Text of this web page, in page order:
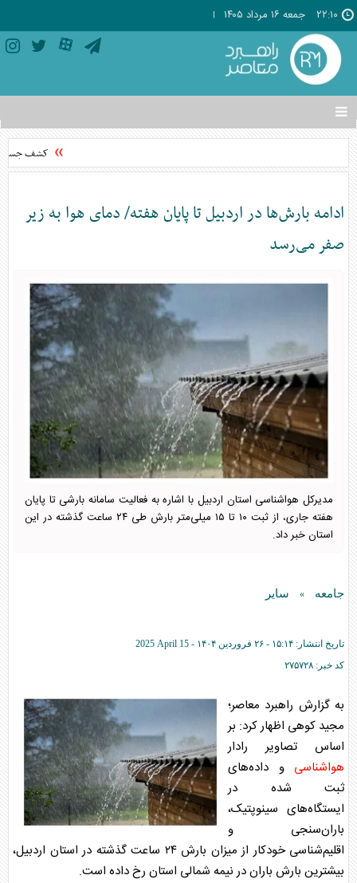
۲۲:۱۰ جمعه ۱۶ مرداد ۱۴۰۵
تغییر
وضعیت
منوی
ها
کشف جسد
ادامه بارش‌ها در اردبیل تا پایان هفته/ دمای هوا به زیر
صفر می‌رسد
مدیرکل هواشناسی استان اردبیل با اشاره به فعالیت سامانه بارشی تا پایان
هفته جاری، از ثبت ۱۰ تا ۱۵ میلی‌متر بارش طی ۲۴ ساعت گذشته در این
استان خبر داد.
جامعه » سایر
تاریخ انتشار: ۱۵:۱۴ - ۲۶ فروردين ۱۴۰۴ -
2025 April 15
کد خبر: ۲۷۵۷۲۸
به گزارش راهبرد معاصر؛
مجید کوهی اظهار کرد: بر
اساس تصاویر رادار
هواشناسی و داده‌های
ثبت شده در
ایستگاه‌های سینوپتیک،
باران‌سنجی و
اقلیم‌شناسی خودکار از میزان بارش ۲۴ ساعت گذشته در استان اردبیل،
بیشترین بارش باران در نیمه شمالی استان رخ داده است.